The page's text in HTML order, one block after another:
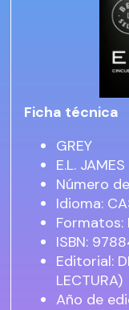
Ficha técnica
GREY
E.L. JAMES
Número
Idioma:
Formatos:
ISBN:
Editorial:
LECTURA)
Año de